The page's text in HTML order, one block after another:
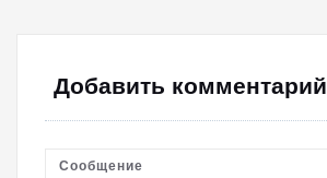
Добавить комментарий